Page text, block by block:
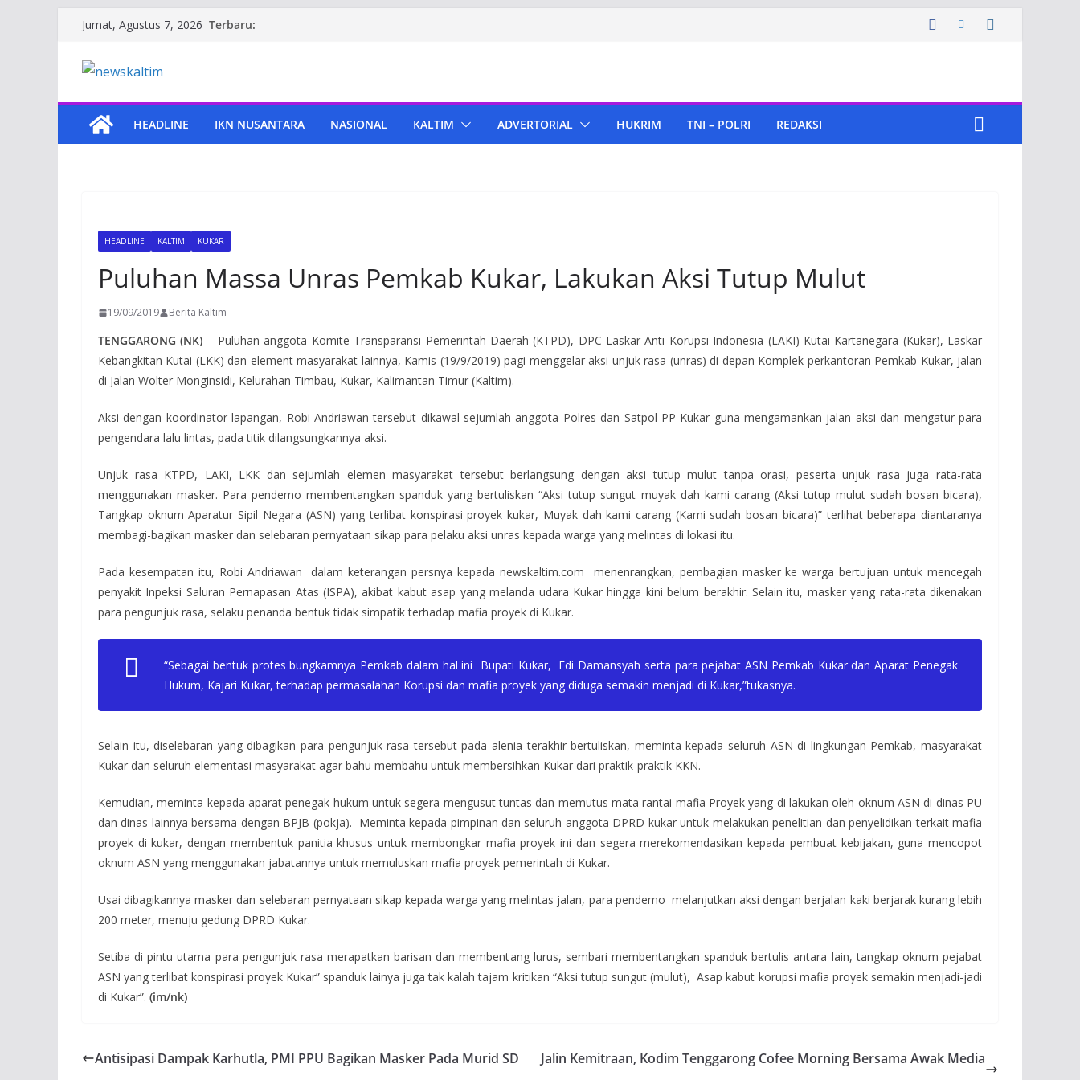
content
Jumat, Agustus 7, 2026 Terbaru:
HEADLINE IKN NUSANTARA NASIONAL KALTIM ADVERTORIAL HUKRIM TNI – POLRI REDAKSI
HEADLINE KALTIM KUKAR
Puluhan Massa Unras Pemkab Kukar, Lakukan Aksi Tutup Mulut
19/09/2019 Berita Kaltim
TENGGARONG (NK) – Puluhan anggota Komite Transparansi Pemerintah Daerah (KTPD), DPC Laskar Anti Korupsi Indonesia (LAKI) Kutai Kartanegara (Kukar), Laskar
Kebangkitan Kutai (LKK) dan element masyarakat lainnya, Kamis (19/9/2019) pagi menggelar aksi unjuk rasa (unras) di depan Komplek perkantoran Pemkab Kukar, jalan
di Jalan Wolter Monginsidi, Kelurahan Timbau, Kukar, Kalimantan Timur (Kaltim).
Aksi dengan koordinator lapangan, Robi Andriawan tersebut dikawal sejumlah anggota Polres dan Satpol PP Kukar guna mengamankan jalan aksi dan mengatur para
pengendara lalu lintas, pada titik dilangsungkannya aksi.
Unjuk rasa KTPD, LAKI, LKK dan sejumlah elemen masyarakat tersebut berlangsung dengan aksi tutup mulut tanpa orasi, peserta unjuk rasa juga rata-rata
menggunakan masker. Para pendemo membentangkan spanduk yang bertuliskan “Aksi tutup sungut muyak dah kami carang (Aksi tutup mulut sudah bosan bicara),
Tangkap oknum Aparatur Sipil Negara (ASN) yang terlibat konspirasi proyek kukar, Muyak dah kami carang (Kami sudah bosan bicara)” terlihat beberapa diantaranya
membagi-bagikan masker dan selebaran pernyataan sikap para pelaku aksi unras kepada warga yang melintas di lokasi itu.
Pada kesempatan itu, Robi Andriawan dalam keterangan persnya kepada newskaltim.com menenrangkan, pembagian masker ke warga bertujuan untuk mencegah
penyakit Inpeksi Saluran Pernapasan Atas (ISPA), akibat kabut asap yang melanda udara Kukar hingga kini belum berakhir. Selain itu, masker yang rata-rata dikenakan
para pengunjuk rasa, selaku penanda bentuk tidak simpatik terhadap mafia proyek di Kukar.
“Sebagai bentuk protes bungkamnya Pemkab dalam hal ini Bupati Kukar, Edi Damansyah serta para pejabat ASN Pemkab Kukar dan Aparat Penegak
Hukum, Kajari Kukar, terhadap permasalahan Korupsi dan mafia proyek yang diduga semakin menjadi di Kukar,”tukasnya.
Selain itu, diselebaran yang dibagikan para pengunjuk rasa tersebut pada alenia terakhir bertuliskan, meminta kepada seluruh ASN di lingkungan Pemkab, masyarakat
Kukar dan seluruh elementasi masyarakat agar bahu membahu untuk membersihkan Kukar dari praktik-praktik KKN.
Kemudian, meminta kepada aparat penegak hukum untuk segera mengusut tuntas dan memutus mata rantai mafia Proyek yang di lakukan oleh oknum ASN di dinas PU
dan dinas lainnya bersama dengan BPJB (pokja). Meminta kepada pimpinan dan seluruh anggota DPRD kukar untuk melakukan penelitian dan penyelidikan terkait mafia
proyek di kukar, dengan membentuk panitia khusus untuk membongkar mafia proyek ini dan segera merekomendasikan kepada pembuat kebijakan, guna mencopot
oknum ASN yang menggunakan jabatannya untuk memuluskan mafia proyek pemerintah di Kukar.
Usai dibagikannya masker dan selebaran pernyataan sikap kepada warga yang melintas jalan, para pendemo melanjutkan aksi dengan berjalan kaki berjarak kurang lebih
200 meter, menuju gedung DPRD Kukar.
Setiba di pintu utama para pengunjuk rasa merapatkan barisan dan membentang lurus, sembari membentangkan spanduk bertulis antara lain, tangkap oknum pejabat
ASN yang terlibat konspirasi proyek Kukar” spanduk lainya juga tak kalah tajam kritikan “Aksi tutup sungut (mulut), Asap kabut korupsi mafia proyek semakin menjadi-jadi
di Kukar”. (im/nk)
Antisipasi Dampak Karhutla, PMI PPU Bagikan Masker Pada Murid SD Jalin Kemitraan, Kodim Tenggarong Cofee Morning Bersama Awak Media